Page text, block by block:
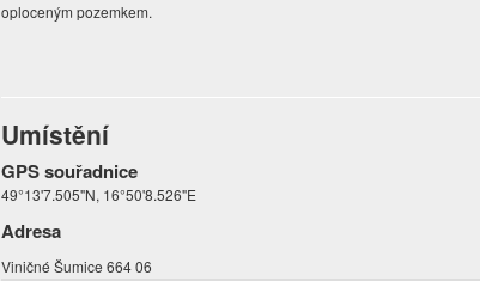
oploceným pozemkem.
Umístění
GPS souřadnice
49°13'7.505"N, 16°50'8.526"E
Adresa
Viničné Šumice 664 06